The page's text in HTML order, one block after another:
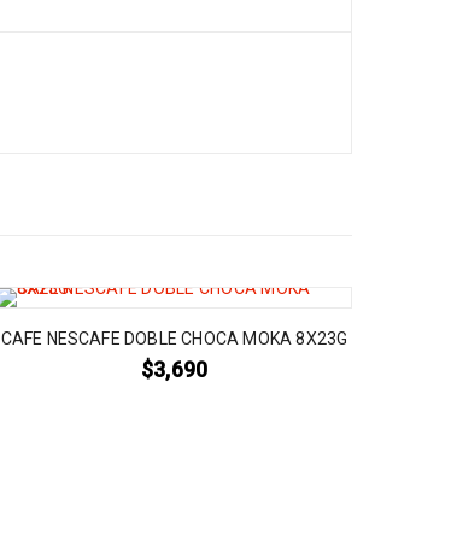
CAFE NESCAFE DOBLE CHOCA MOKA 8X23G
$3,690